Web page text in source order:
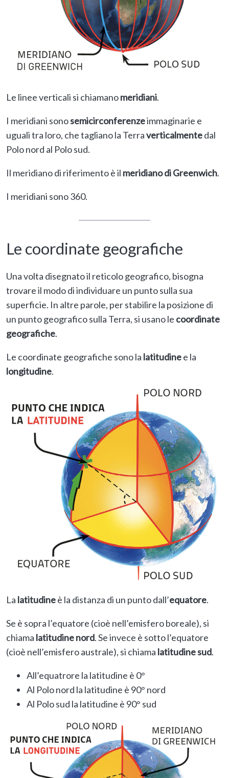
Le linee verticali si chiamanomeridiani.
I meridiani sonosemicirconferenzeimmaginarie e
uguali tra loro, che tagliano la Terraverticalmentedal
Polo nord al Polo sud.
Il meridiano di riferimento è il meridiano di Greenwich.
I meridiani sono 360.
Le coordinate geografiche
Una volta disegnato il reticolo geografico, bisogna
trovare il modo di individuare un punto sulla sua
superficie. In altre parole, per stabilire la posizione di
un punto geografico sulla Terra, si usano le coordinate
geografiche.
Le coordinate geografiche sono la latitudinee la
longitudine.
La latitudineè la distanza di un punto dall’equatore.
Se è sopra l’equatore (cioè nell’emisfero boreale), si
chiama latitudine nord. Se invece è sotto l’equatore
(cioè nell’emisfero australe), si chiama latitudine sud.
All’equatrore la latitudine è 0°
Al Polo nord la latitudine è 90° nord
Al Polo sud la latitudine è 90° sud